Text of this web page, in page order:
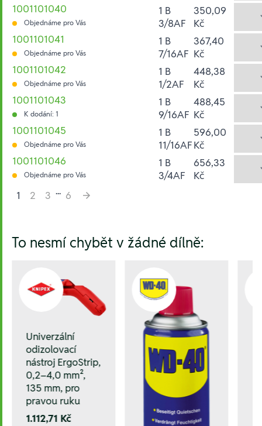
1001101040
Objednáme pro Vás
1 B
3/8AF
350,09
Kč
1001101041
Objednáme pro Vás
1 B
7/16AF
367,40
Kč
1001101042
Objednáme pro Vás
1 B
1/2AF
448,38
Kč
1001101043
K dodání: 1
1 B
9/16AF
488,45
Kč
1001101045
Objednáme pro Vás
1 B
11/16AF
596,00
Kč
1001101046
Objednáme pro Vás
1 B
3/4AF
656,33
Kč
1
2 3 ... 6
To nesmí chybět v žádné dílně:
Univerzální
odizolovací
nástroj ErgoStrip,
0,2–4,0 mm²,
135 mm, pro
pravou ruku
1.112,71 Kč